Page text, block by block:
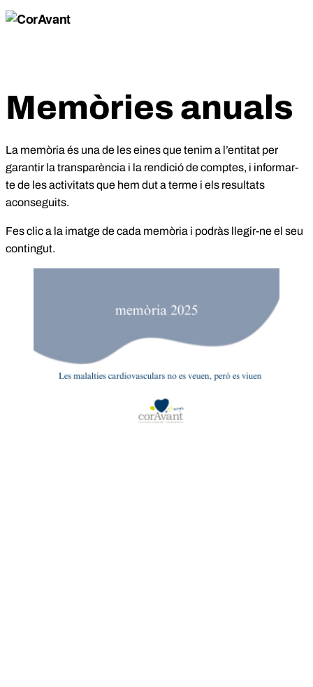
Memòries anuals
La memòria és una de les eines que tenim a l’entitat per
garantir la transparència i la rendició de comptes, i informar-
te de les activitats que hem dut a terme i els resultats
aconseguits.
Fes clic a la imatge de cada memòria i podràs llegir-ne el seu
contingut.